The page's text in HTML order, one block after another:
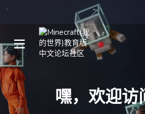
嘿，欢迎访